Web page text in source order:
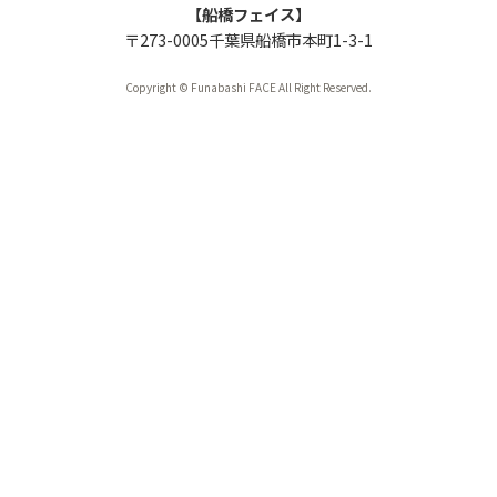
【船橋フェイス】
〒273-0005千葉県船橋市本町1-3-1
Copyright © Funabashi FACE All Right Reserved.